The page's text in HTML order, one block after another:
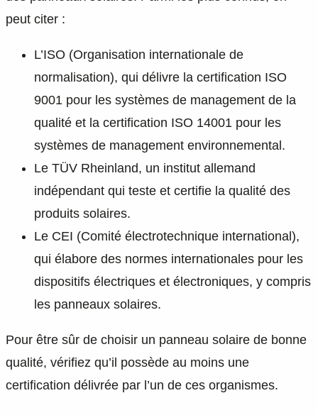
peut citer :
L’ISO (Organisation internationale de
normalisation), qui délivre la certification ISO
9001 pour les systèmes de management de la
qualité et la certification ISO 14001 pour les
systèmes de management environnemental.
Le TÜV Rheinland, un institut allemand
indépendant qui teste et certifie la qualité des
produits solaires.
Le CEI (Comité électrotechnique international),
qui élabore des normes internationales pour les
dispositifs électriques et électroniques, y compris
les panneaux solaires.
Pour être sûr de choisir un panneau solaire de bonne
qualité, vérifiez qu’il possède au moins une
certification délivrée par l’un de ces organismes.